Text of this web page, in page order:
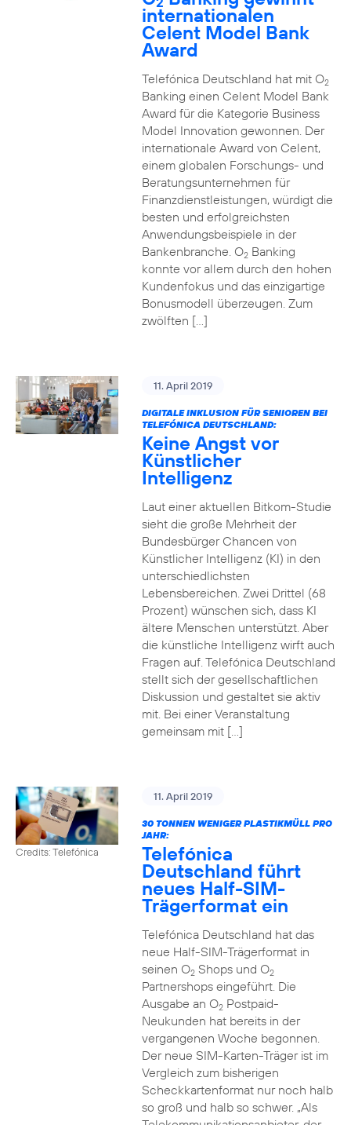
internationalen
Celent Model Bank
Award
Telefónica Deutschland hat mit O2
Banking einen Celent Model Bank
Award für die Kategorie Business
Model Innovation gewonnen. Der
internationale Award von Celent,
einem globalen Forschungs- und
Beratungsunternehmen für
Finanzdienstleistungen, würdigt die
besten und erfolgreichsten
Anwendungsbeispiele in der
Bankenbranche. O2Banking
konnte vor allem durch den hohen
Kundenfokus und das einzigartige
Bonusmodell überzeugen. Zum
zwölften […]
11. April 2019
DIGITALE INKLUSION FÜR SENIOREN BEI
TELEFÓNICA DEUTSCHLAND:
Keine Angst vor
Künstlicher
Intelligenz
Laut einer aktuellen Bitkom-Studie
sieht die große Mehrheit der
Bundesbürger Chancen von
Künstlicher Intelligenz (KI) in den
unterschiedlichsten
Lebensbereichen. Zwei Drittel (68
Prozent) wünschen sich, dass KI
ältere Menschen unterstützt. Aber
die künstliche Intelligenz wirft auch
Fragen auf. Telefónica Deutschland
stellt sich der gesellschaftlichen
Diskussion und gestaltet sie aktiv
mit. Bei einer Veranstaltung
gemeinsam mit […]
Credits: Telefónica
11. April 2019
30 TONNEN WENIGER PLASTIKMÜLL PRO
JAHR:
Telefónica
Deutschland führt
neues Half-SIM-
Trägerformat ein
Telefónica Deutschland hat das
neue Half-SIM-Trägerformat in
seinen O2Shops und O2
Partnershops eingeführt. Die
Ausgabe an O2Postpaid-
Neukunden hat bereits in der
vergangenen Woche begonnen.
Der neue SIM-Karten-Träger ist im
Vergleich zum bisherigen
Scheckkartenformat nur noch halb
so groß und halb so schwer. „Als